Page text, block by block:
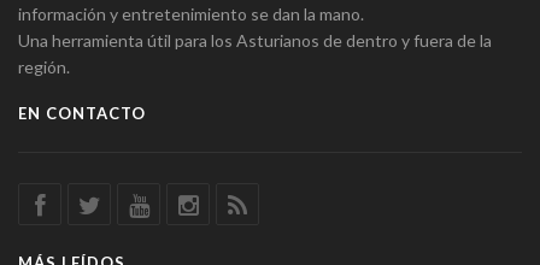
información y entretenimiento se dan la mano.
Una herramienta útil para los Asturianos de dentro y fuera de la
región.
EN CONTACTO